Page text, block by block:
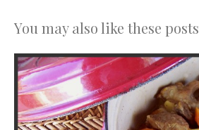
You may also like these posts